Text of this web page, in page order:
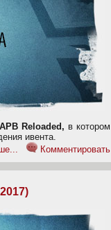
APB Reloaded, в котором
ивента.
Комментировать